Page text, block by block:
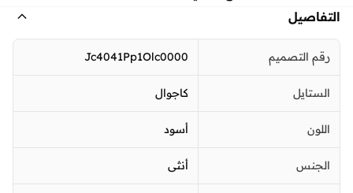
التفاصيل
رقم التصميم Jc4041Pp1Olc0000
الستايل كاجوال
اللون أسود
الجنس أنثى